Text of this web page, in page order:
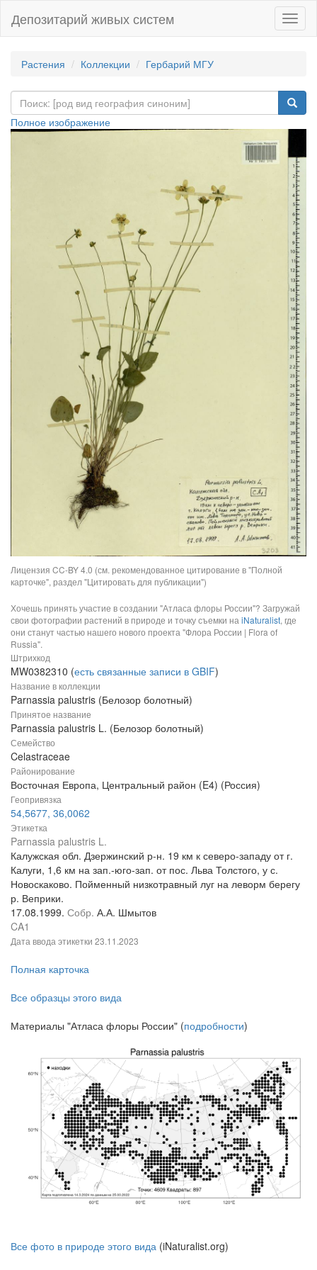
Депозитарий живых систем
Растения Коллекции Гербарий МГУ
Полное изображение
Лицензия CC-BY 4.0 (см. рекомендованное цитирование в "Полной
карточке", раздел "Цитировать для публикации")
Хочешь принять участие в создании "Атласа флоры России"? Загружай
свои фотографии растений в природе и точку съемки на iNaturalist, где
они станут частью нашего нового проекта "Флора России | Flora of
Russia".
Штрихкод
MW0382310 (есть связанные записи в GBIF)
Название в коллекции
Parnassia palustris (Белозор болотный)
Принятое название
Parnassia palustris L. (Белозор болотный)
Семейство
Celastraceae
Районирование
Восточная Европа, Центральный район (E4) (Россия)
Геопривязка
54,5677, 36,0062
Этикетка
Parnassia palustris L.
Калужская обл. Дзержинский р-н. 19 км к северо-западу от г.
Калуги, 1,6 км на зап.-юго-зап. от пос. Льва Толстого, у с.
Новоскаково. Пойменный низкотравный луг на леворм берегу
р. Веприки.
17.08.1999. Собр. А.А. Шмытов
CA1
Дата ввода этикетки 23.11.2023
Полная карточка
Все образцы этого вида
Материалы "Атласа флоры России" (подробности)
Все фото в природе этого вида (iNaturalist.org)